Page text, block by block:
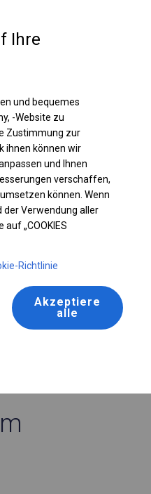
m
Ihre
und bequemes
-Website zu
Zustimmung zur
ihnen können wir
und Ihnen
verschaffen,
können. Wenn
der Verwendung aller
„COOKIES
Richtlinie
Akzeptiere
alle